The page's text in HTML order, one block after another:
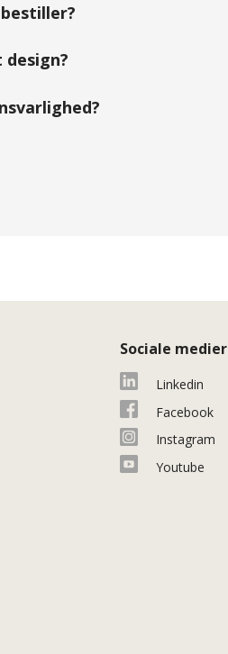
Sociale medier
Linkedin
Facebook
Instagram
Youtube